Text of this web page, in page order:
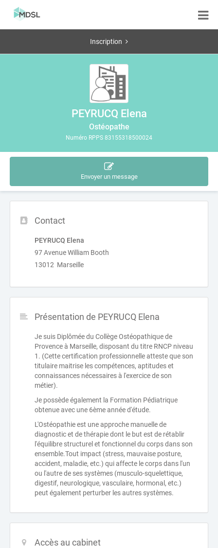
Inscription
PEYRUCQ Elena
Ostéopathe
Numéro RPPS 83155318500024
Envoyer un message
Contact
PEYRUCQ Elena
97 Avenue William Booth
13012 Marseille
Présentation de PEYRUCQ Elena
Je suis Diplômée du Collège Ostéopathique de
Provence à Marseille, disposant du titre RNCP niveau
1. (Cette certification professionnelle atteste que son
titulaire maitrise les compétences, aptitudes et
connaissances nécessaires à l'exercice de son
métier).
Je possède également la Formation Pédiatrique
obtenue avec une 6ème année d'étude.
L'Ostéopathie est une approche manuelle de
diagnostic et de thérapie dont le but est de rétablir
l'équilibre structurel et fonctionnel du corps dans son
ensemble.Tout impact (stress, mauvaise posture,
accident, maladie, etc.) qui affecte le corps dans l'un
ou l'autre de ses systèmes (musculo-squelettique,
digestif, neurologique, vasculaire, hormonal, etc.)
peut également perturber les autres systèmes.
Accès au cabinet